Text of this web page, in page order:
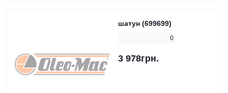
шатун (699699)
0
3 978грн.